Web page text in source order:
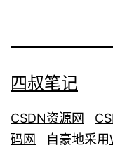
四叔笔记
CSDN资源网
码网 自豪地采用